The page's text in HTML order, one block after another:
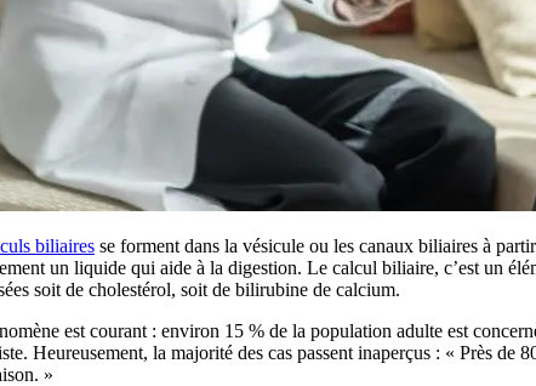
biliairesse forment dans la vésicule ou les canaux biliaires à
un liquide qui aide à la digestion. Le calcul biliaire, c’est un
soit de cholestérol, soit de bilirubine de calcium.
est courant : environ 15 % de la population adulte est
Heureusement, la majorité des cas passent inaperçus : « Près de
»